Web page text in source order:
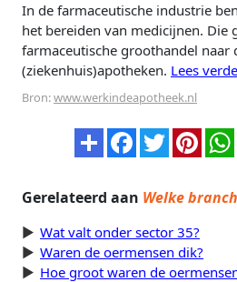
In de farmaceutische industrie
het bereiden van medicijnen. Die
farmaceutische groothandel naar
(ziekenhuis)apotheken. Lees
Bron:www.werkindeapotheek.nl
Gerelateerd aan Welke
Wat valt onder sector 35?
Waren de oermensen dik?
Hoe groot waren de